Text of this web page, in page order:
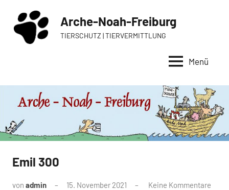
Inhalt
springen
Arche-Noah-Freiburg
TIERSCHUTZ | TIERVERMITTLUNG
Menü
Emil 300
von admin 15. November 2021 Keine Kommentare